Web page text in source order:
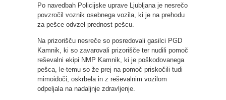
Po navedbah Policijske uprave Ljubljana je nesrečo
povzročil voznik osebnega vozila, ki je na prehodu
za pešce odvzel prednost pešcu.
Na prizorišču nesreče so posredovali gasilci PGD
Kamnik, ki so zavarovali prizorišče ter nudili pomoč
reševalni ekipi NMP Kamnik, ki je poškodovanega
pešca, le-temu so že prej na pomoč priskočili tudi
mimoidoči, oskrbela in z reševalnim vozilom
odpeljala na nadaljnje zdravljenje.